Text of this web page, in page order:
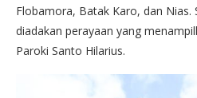
Flobamora, Batak Karo, dan Nias.
diadakan perayaan yang
Paroki Santo Hilarius.